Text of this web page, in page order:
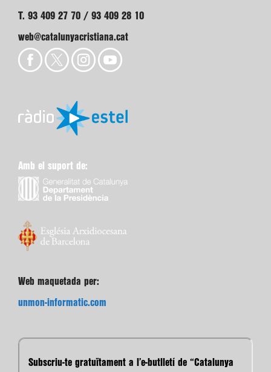
T. 93 409 27 70 / 93 409 28 10
web@catalunyacristiana.cat
Amb el suport de:
Web maquetada per:
unmon-informatic.com
Subscriu-te gratuïtament a l’e-butlletí de “Catalunya